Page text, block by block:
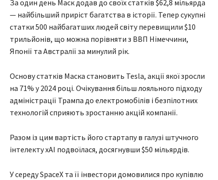
За один день Маск додав до своїх статків $62,8 мільярда
— найбільший приріст багатства в історії. Тепер сукупні
статки 500 найбагатших людей світу перевищили $10
трильйонів, що можна порівняти з ВВП Німеччини,
Японії та Австралії за минулий рік.
Основу статків Маска становить Tesla, акції якої зросли
на 71% у 2024 році. Очікування більш лояльного підходу
адміністрації Трампа до електромобілів і безпілотних
технологій сприяють зростанню акцій компанії.
Разом із цим вартість його стартапу в галузі штучного
інтелекту xAI подвоїлася, досягнувши $50 мільярдів.
У середу SpaceX та її інвестори домовилися про купівлю